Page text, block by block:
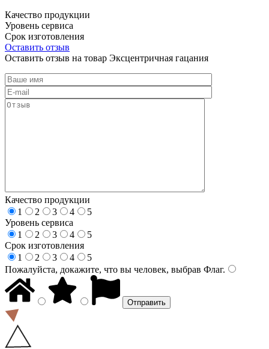
Качество продукции
Уровень сервиса
Срок изготовления
Оставить отзыв
Оставить отзыв на товар Эксцентричная гацания
Качество продукции
1
2 3 4
5
Уровень сервиса
1
2 3 4
5
Срок изготовления
1
2 3 4
5
Пожалуйста, докажите, что вы человек, выбрав Флаг.